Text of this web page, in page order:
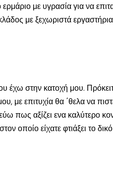
με υγρασία για να
κλάδος με ξεχωριστά
στην κατοχή μου.
με επιτυχία θα ΄θελα να
πως αξίζει ενα καλύτερο
οποίο είχατε φτιάξει το